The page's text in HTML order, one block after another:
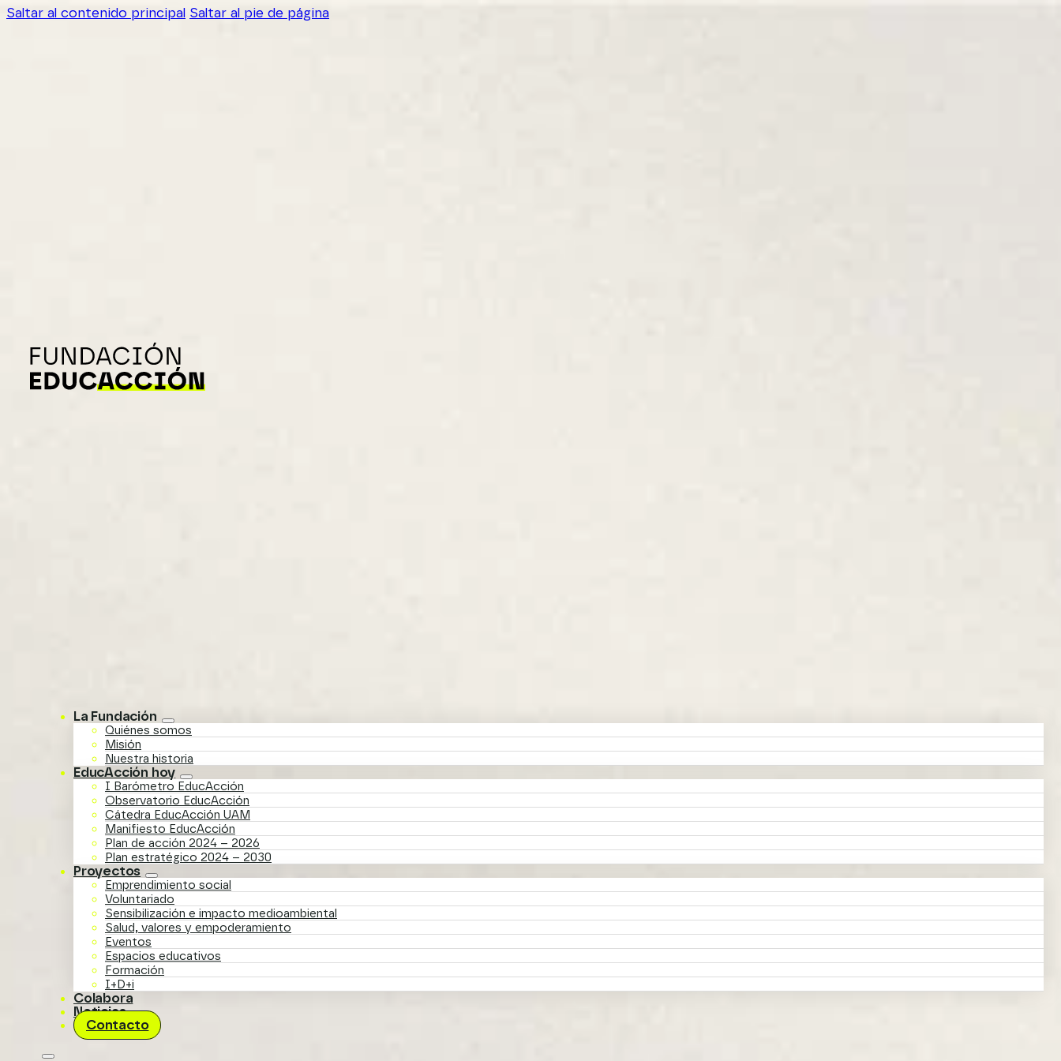
Saltar al contenido principal Saltar al pie de página
La Fundación
Quiénes somos
Misión
Nuestra historia
EducAcción hoy
I Barómetro EducAcción
Observatorio EducAcción
Cátedra EducAcción UAM
Manifiesto EducAcción
Plan de acción 2024 – 2026
Plan estratégico 2024 – 2030
Proyectos
Emprendimiento social
Voluntariado
Sensibilización e impacto medioambiental
Salud, valores y empoderamiento
Eventos
Espacios educativos
Formación
I+D+i
Colabora
Noticias
Contacto